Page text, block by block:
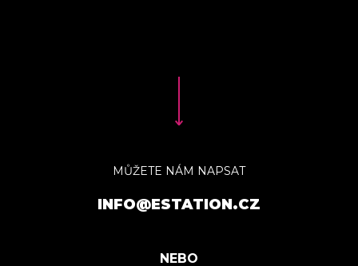
MŮŽETE NÁM NAPSAT
INFO@ESTATION.CZ